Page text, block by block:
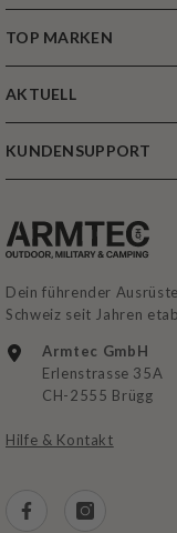
TOP MARKEN
AKTUELL
KUNDENSUPPORT
Dein führender
Schweiz seit Jahren
Armtec GmbH
Erlenstrasse 35A
CH-2555 Brügg
Hilfe & Kontakt